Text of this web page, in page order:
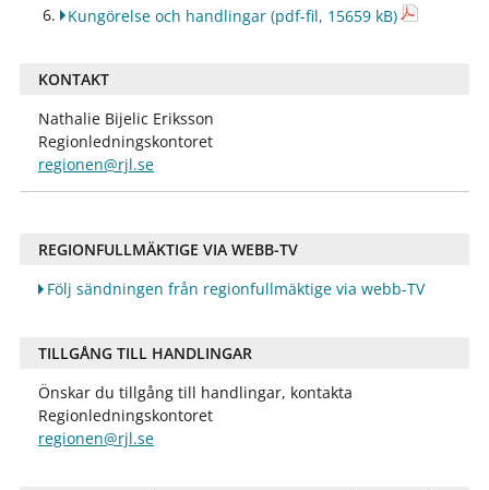
Kungörelse och handlingar (pdf-fil, 15659 kB)
KONTAKT
Nathalie Bijelic Eriksson
Regionledningskontoret
regionen@rjl.se
REGIONFULLMÄKTIGE VIA WEBB-TV
Följ sändningen från regionfullmäktige via webb-TV
TILLGÅNG TILL HANDLINGAR
Önskar du tillgång till handlingar, kontakta
Regionledningskontoret
regionen@rjl.se